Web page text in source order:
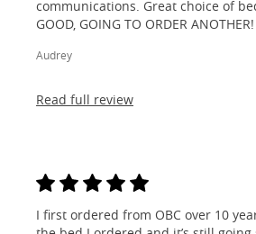
communications. Great choice of
GOOD, GOING TO ORDER ANOTHER!
Audrey
Read full review
I first ordered from OBC over 10